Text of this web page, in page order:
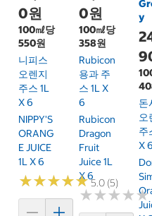
0원
100㎖당
550원
니피스
오렌지
주스 1L
X 6
NIPPY'S
ORANG
E JUICE
1L X 6
★★★★★
★★★★★5.0 (5)
0원
100㎖당
358원
Rubicon
용과 주
스 1L X
6
Rubicon
Dragon
Fruit
Juice 1L
X 6
★★★★★
★★★★★
y
돈
오
주
X 6